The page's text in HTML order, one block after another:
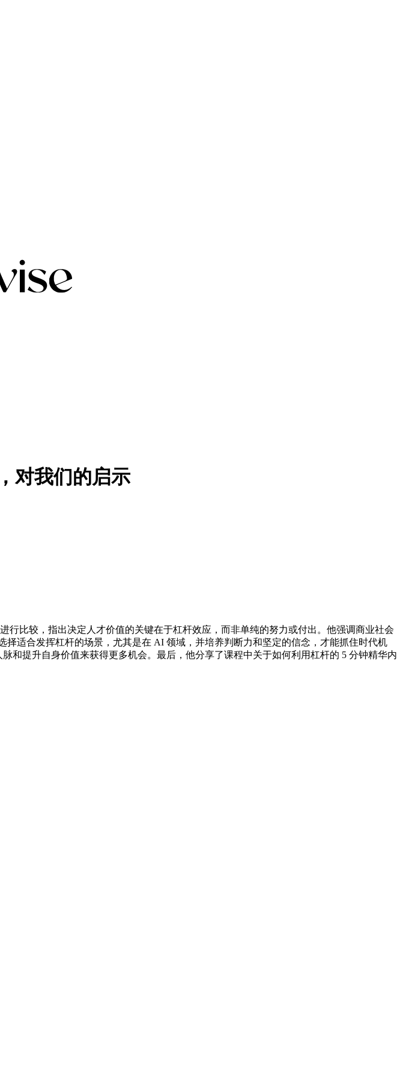
对我们的启示
比较，指出决定人才价值的关键在于杠杆效应，而非单纯的努力或付出。他强调商业社会
适合发挥杠杆的场景，尤其是在 AI 领域，并培养判断力和坚定的信念，才能抓住时代机
和提升自身价值来获得更多机会。最后，他分享了课程中关于如何利用杠杆的 5 分钟精华内